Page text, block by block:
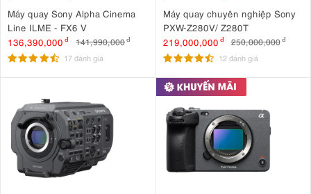
Máy quay Sony Alpha Cinema
Line ILME - FX6 V
136,390,000 đ 141,990,000đ
17 đánh giá
Máy quay chuyên nghiệp Sony
PXW-Z280V/ Z280T
219,000,000 đ 250,000,000 đ
12 đánh giá